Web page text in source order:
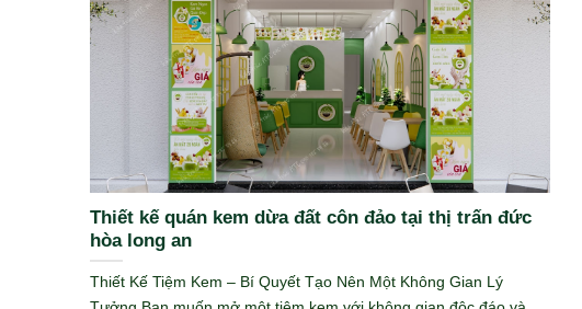
Thiết kế quán kem dừa đất côn đảo tại thị trấn đức
hòa long an
Thiết Kế Tiệm Kem – Bí Quyết Tạo Nên Một Không Gian Lý